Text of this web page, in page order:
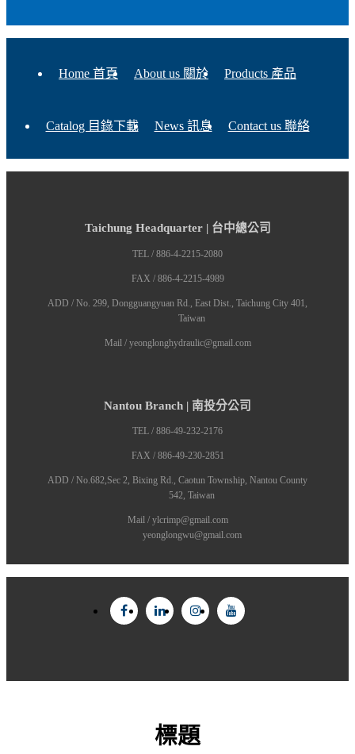
Home 首頁 About us 關於 Products 產品
Catalog 目錄下載 News 訊息 Contact us 聯絡
Taichung Headquarter | 台中總公司
TEL / 886-4-2215-2080
FAX / 886-4-2215-4989
ADD / No. 299, Dongguangyuan Rd., East Dist., Taichung City 401,
Taiwan
Mail / yeonglonghydraulic@gmail.com
Nantou Branch | 南投分公司
TEL / 886-49-232-2176
FAX / 886-49-230-2851
ADD / No.682,Sec 2, Bixing Rd., Caotun Township, Nantou County
542, Taiwan
Mail / ylcrimp@gmail.com
yeonglongwu@gmail.com
標題